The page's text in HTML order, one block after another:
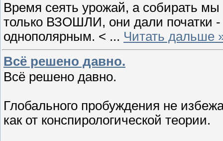
Время сеять урожай, а собирать
только ВЗОШЛИ, они дали початки
однополярным. < ... Читать дальше
Всё решено давно.
Всё решено давно.
Глобального пробуждения не
как от конспирологической теории.